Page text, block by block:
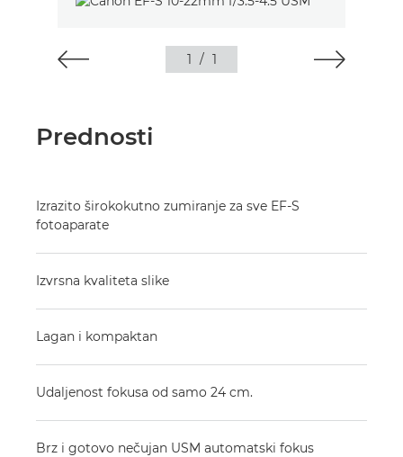
1 / 1
Prednosti
Izrazito širokokutno zumiranje za sve EF-S
fotoaparate
Izvrsna kvaliteta slike
Lagan i kompaktan
Udaljenost fokusa od samo 24 cm.
Brz i gotovo nečujan USM automatski fokus